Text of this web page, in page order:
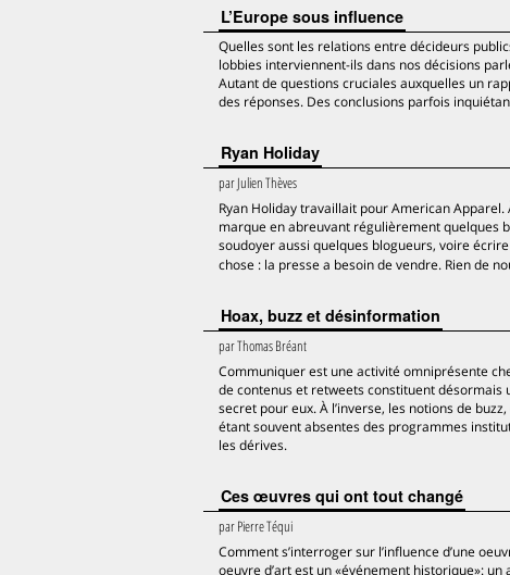
L’Europe sous influence
Quelles sont les relations entre décideurs
lobbies interviennent-ils dans nos décisions
Autant de questions cruciales auxquelles un
des réponses. Des conclusions parfois
Ryan Holiday
parJulien Thèves
Ryan Holiday travaillait pour American
marque en abreuvant régulièrement quelques
soudoyer aussi quelques blogueurs, voire
chose : la presse a besoin de vendre. Rien de
Hoax, buzz et désinformation
parThomas Bréant
Communiquer est une activité omniprésente
de contenus et retweets constituent
secret pour eux. À l’inverse, les notions de
étant souvent absentes des programmes
les dérives.
Ces œuvres qui ont tout changé
parPierre Téqui
Comment s’interroger sur l’influence d’une
oeuvre d’art est un «événement historique»: